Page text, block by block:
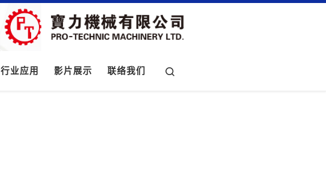
行业应用 影片展示 联络我们